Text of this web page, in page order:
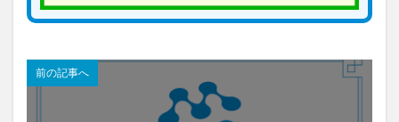
前の記事へ